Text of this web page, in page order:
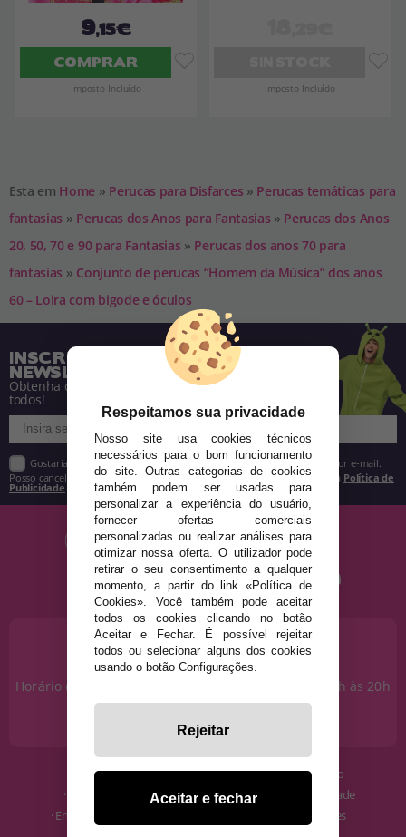
9,15€
COMPRAR
Imposto Incluído Imposto Incluído
Esta em Home » Perucas para Disfarces » Perucas temáticas para
fantasias » Perucas dos Anos para Fantasias » Perucas dos Anos
20, 50, 70 e 90 para Fantasias » Perucas dos anos 70 para
fantasias » Conjunto de perucas “Homem da Música” dos anos
60 – Loira com bigode e óculos
INSCREVA-SE NA NOSSA
NEWSLETTER
Obtenha descontos e saiba de tudo antes de
todos!
Gostaria de receber descontos exclusivos, novidades e tendências por e-mail.
Posso cancelar a inscrição a qualquer momento, conforme estipulado na Política de
Publicidade
PRECISA DE AJUDA?
915 793 695
Horário de segunda a sexta das 10h às 14h e das 17h às 20h
info@disfracestuyyo.pt
· Quem somos
· Como comprar
· Envios e Devoluções
· Condições de uso
· Política de Privacidade
· Política de Cookies
Respeitamos sua privacidade
Nosso site usa cookies técnicos
necessários para o bom funcionamento
do site. Outras categorias de cookies
também podem ser usadas para
personalizar a experiência do usuário,
fornecer ofertas comerciais
personalizadas ou realizar análises para
otimizar nossa oferta. O utilizador pode
retirar o seu consentimento a qualquer
momento, a partir do link «Política de
Cookies». Você também pode aceitar
todos os cookies clicando no botão
Aceitar e Fechar. É possível rejeitar
todos ou selecionar alguns dos cookies
usando o botão Configurações.
Rejeitar
Aceitar e fechar